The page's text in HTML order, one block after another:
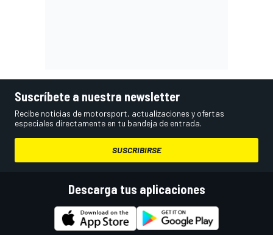
Suscríbete a nuestra newsletter
Recibe noticias de motorsport, actualizaciones y ofertas
especiales directamente en tu bandeja de entrada.
SUSCRIBIRSE
Descarga tus aplicaciones